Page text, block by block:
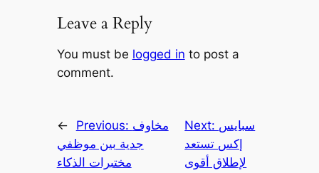
Leave a Reply
You must be logged in to post a
comment.
← Previous: مخاوف
جدية بين موظفي
مختبرات الذكاء
Next: سبايس
إكس تستعد
لإطلاق أقوى